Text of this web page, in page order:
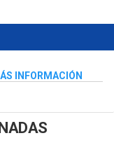
INFORMACIÓN